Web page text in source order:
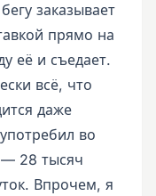
заказывает
прямо на
её и съедает.
всё, что
даже
во
— 28 тысяч
Впрочем, я